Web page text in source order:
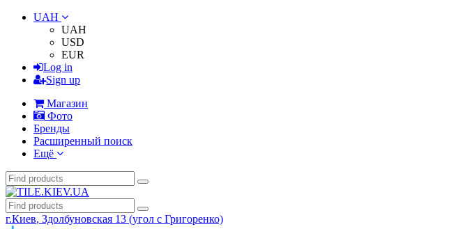
UAH
UAH
USD
EUR
Log in
Sign up
Магазин
Фото
Бренды
Расширенный поиск
Ещё
г.Киев, Здолбуновская 13 (угол с Григоренко)